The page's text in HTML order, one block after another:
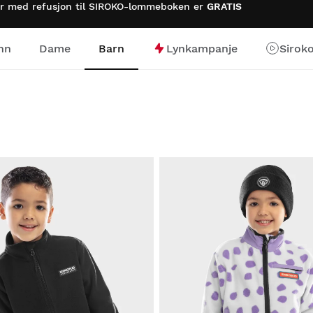
refusjon til SIROKO-lommeboken er GRATIS
Dame Barn Lynkampanje